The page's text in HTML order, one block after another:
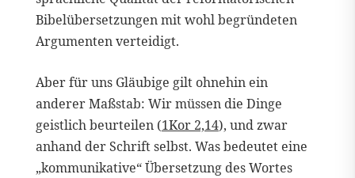
Bibelübersetzungen mit wohl begründeten
Argumenten verteidigt.
Aber für uns Gläubige gilt ohnehin ein
anderer Maßstab: Wir müssen die Dinge
geistlich beurteilen (1Kor 2,14), und zwar
anhand der Schrift selbst. Was bedeutet eine
„kommunikative“ Übersetzung des Wortes